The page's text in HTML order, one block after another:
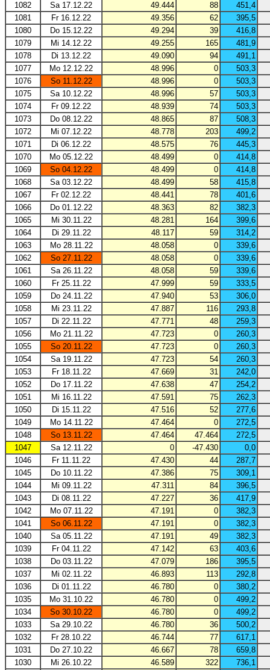
1082
Sa 17.12.22 49.444 88
451,4
1081
Fr 16.12.22 49.356 62
395,5
1080
Do 15.12.22 49.294 39
416,8
1079
Mi 14.12.22 49.255 165
481,9
1078
Di 13.12.22 49.090 94
491,1
1077
Mo 12.12.22 48.996 0
503,3
1076
So 11.12.22 48.996 0
503,3
1075
Sa 10.12.22 48.996 57
503,3
1074
Fr 09.12.22 48.939 74
503,3
1073
Do 08.12.22 48.865 87
508,3
1072
Mi 07.12.22 48.778 203
499,2
1071
Di 06.12.22 48.575 76
445,3
1070
Mo 05.12.22 48.499 0
414,8
1069
So 04.12.22 48.499 0
414,8
1068
Sa 03.12.22 48.499 58
415,8
1067
Fr 02.12.22 48.441 78
401,6
1066
Do 01.12.22 48.363 82
382,3
1065
Mi 30.11.22 48.281 164
399,6
1064
Di 29.11.22 48.117 59
314,2
1063
Mo 28.11.22 48.058 0
339,6
1062
So 27.11.22 48.058 0
339,6
1061
Sa 26.11.22 48.058 59
339,6
1060
Fr 25.11.22 47.999 59
333,5
1059
Do 24.11.22 47.940 53
306,0
1058
Mi 23.11.22 47.887 116
293,8
1057
Di 22.11.22 47.771 48
259,3
1056
Mo 21.11.22 47.723 0
260,3
1055
So 20.11.22 47.723 0
260,3
1054
Sa 19.11.22 47.723 54
260,3
1053
Fr 18.11.22 47.669 31
242,0
1052
Do 17.11.22 47.638 47
254,2
1051
Mi 16.11.22 47.591 75
262,3
1050
Di 15.11.22 47.516 52
277,6
1049
Mo 14.11.22 47.464 0
272,5
1048
So 13.11.22 47.464 47.464
272,5
1047
Sa 12.11.22 0 -47.430
0,0
1046
Fr 11.11.22 47.430 44
287,7
1045
Do 10.11.22 47.386 75
309,1
1044
Mi 09.11.22 47.311 84
396,5
1043
Di 08.11.22 47.227 36
417,9
1042
Mo 07.11.22 47.191 0
382,3
1041
So 06.11.22 47.191 0
382,3
1040
Sa 05.11.22 47.191 49
382,3
1039
Fr 04.11.22 47.142 63
403,6
1038
Do 03.11.22 47.079 186
395,5
1037
Mi 02.11.22 46.893 113
292,8
1036
Di 01.11.22 46.780 0
380,2
1035
Mo 31.10.22 46.780 0
499,2
1034
So 30.10.22 46.780 0
499,2
1033
Sa 29.10.22 46.780 36
500,2
1032
Fr 28.10.22 46.744 77
617,1
1031
Do 27.10.22 46.667 78
659,8
1030
Mi 26.10.22 46.589 322
736,1